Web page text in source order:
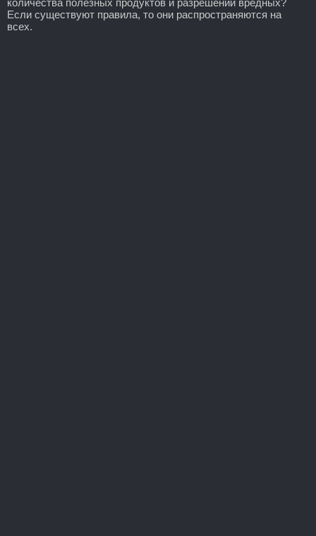
Если существуют правила, то они распространяются на
всех.